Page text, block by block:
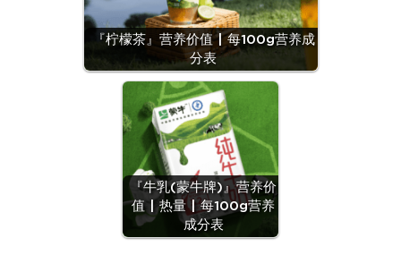
『柠檬茶』营养价值 | 每100g营养成
分表
『牛乳(蒙牛牌)』营养价
值 | 热量 | 每100g营养
成分表